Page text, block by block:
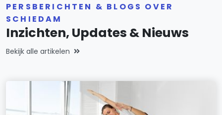
PERSBERICHTEN & BLOGS OVER
SCHIEDAM
Inzichten, Updates & Nieuws
Bekijk alle artikelen